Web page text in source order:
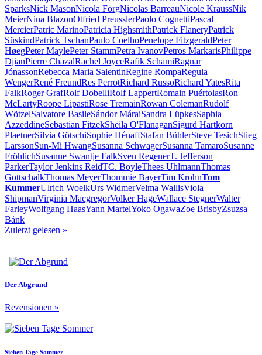
SparksNick MasonNicola FörgNicolas BarreauNicole KraussNik
MeierNina BlazonOtfried PreusslerPaolo CognettiPascal
MercierPatric MarinoPatricia HighsmithPatrick FlaneryPatrick
SüskindPatrick TschanPaulo CoelhoPenelope FitzgeraldPeter
HøegPeter MaylePeter StammPetra IvanovPetros MarkarisPhilippe
DjianPierre ChazalRachel JoyceRafik SchamiRagnar
JónassonRebecca Maria SalentinRegine RompaRegula
WengerRené FreundRes PerrotRichard RussoRichard YatesRita
FalkRoger GrafRolf DobelliRolf LappertRomain PuértolasRon
McLartyRoope LipastiRose TremainRowan ColemanRudolf
WötzelSalvatore BasileSándor MáraiSandra LüpkesSaphia
AzzeddineSebastian FitzekSheila O'FlanaganSigurd Hartkorn
PlaetnerSilvia GötschiSophie HénaffStafan BühlerSteve TesichStieg
LarssonSun-Mi HwangSusanna SchwagerSusanna TamaroSusanne
FröhlichSusanne Swantje FalkSven RegenerT. Jefferson
ParkerTaylor Jenkins ReidTC. BoyleThees UhlmannThomas
GottschalkThomas MeyerThommie BayerTim KrohnTom
KummerUlrich WoelkUrs WidmerVelma WallisViola
ShipmanVirginia MacgregorVolker HageWallace StegnerWalter
FarleyWolfgang HaasYann MartelYoko OgawaZoe BrisbyZsuzsa
Bánk
Zuletzt gelesen »
Der Abgrund
Rezensionen »
Sieben Tage Sommer